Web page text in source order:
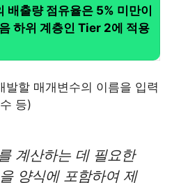
배출량 점유율은 5% 미만이
하위 계층인 Tier 2에 적용
할 매개변수의 이름을 입력
등)
계산하는 데 필요한
양식에 포함하여 제